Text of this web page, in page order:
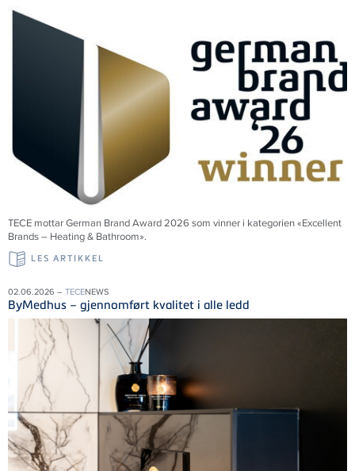
TECE mottar German Brand Award 2026 som vinner i kategorien «Excellent
Brands – Heating & Bathroom».
LES ARTIKKEL
02.06.2026 – TECENEWS
ByMedhus – gjennomført kvalitet i alle ledd